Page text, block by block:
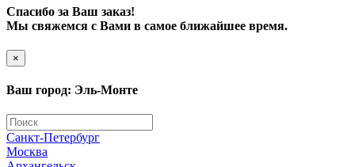
Спасибо за Ваш заказ!
Мы свяжемся с Вами в самое ближайшее время.
×
Ваш город: Эль-Монте
Санкт-Петербург
Москва